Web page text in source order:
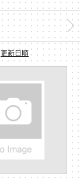
更新日順